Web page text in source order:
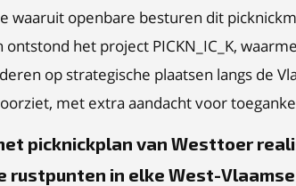
waaruit openbare besturen dit
ontstond het project PICKN_IC_K,
op strategische plaatsen langs de
met extra aandacht voor
picknickplan van Westtoer
rustpunten in elke West-